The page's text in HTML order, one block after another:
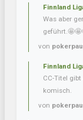
Finnland
Was aber
von
Finnland
CC-Titel
komisch.
von